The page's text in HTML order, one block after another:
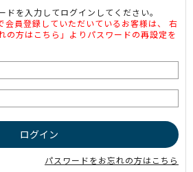
ドを入力してログインしてください。
会員登録していただいているお客様は、 右
の方はこちら」よりパスワードの再設定を
パスワードをお忘れの方はこちら